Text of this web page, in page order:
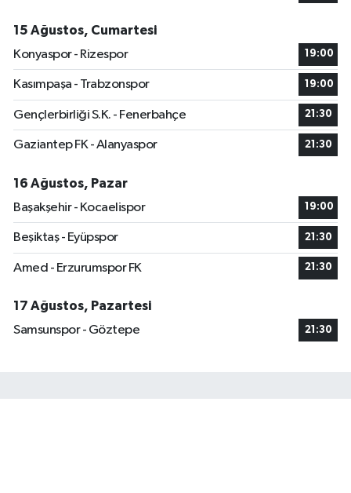
15 Ağustos, Cumartesi
Konyaspor - Rizespor
19:00
Kasımpaşa - Trabzonspor 19:00
Gençlerbirliği S.K. - Fenerbahçe 21:30
Gaziantep FK - Alanyaspor 21:30
16 Ağustos, Pazar
Başakşehir - Kocaelispor
19:00
Beşiktaş - Eyüpspor 21:30
Amed - Erzurumspor FK 21:30
17 Ağustos, Pazartesi
Samsunspor - Göztepe
21:30